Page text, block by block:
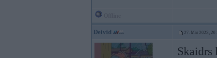
Deivid 27. Mar 2023,
Skaidrs